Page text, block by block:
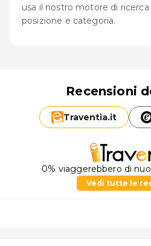
usa il nostro motore di
posizione e categoria.
Recensioni
Traventia.it
0% viaggerebbero di
Vedi tutte le